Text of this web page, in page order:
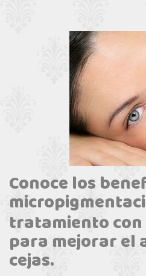
Conoce los
tratamiento con
para mejorar el
cejas.